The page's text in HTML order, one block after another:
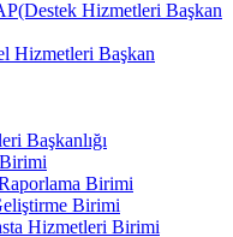
Hizmetleri Başkan
Hizmetleri Başkan
Başkanlığı
Birimi
Birimi
Hizmetleri Birimi